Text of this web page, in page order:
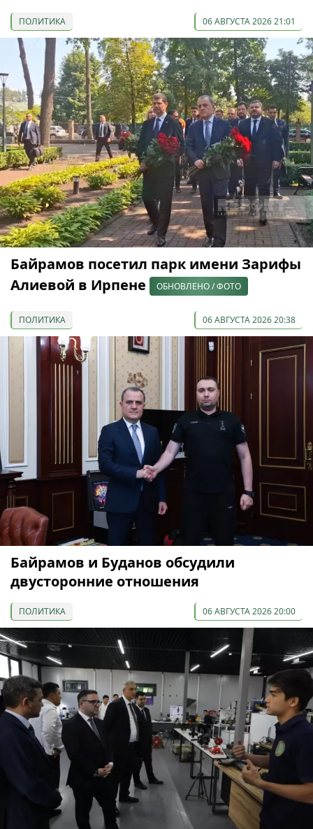
ПОЛИТИКА 06 АВГУСТА 2026 21:01
Байрамов посетил парк имени Зарифы
Алиевой в Ирпене
ОБНОВЛЕНО / ФОТО
ПОЛИТИКА 06 АВГУСТА 2026 20:38
Байрамов и Буданов обсудили
двусторонние отношения
ПОЛИТИКА 06 АВГУСТА 2026 20:00